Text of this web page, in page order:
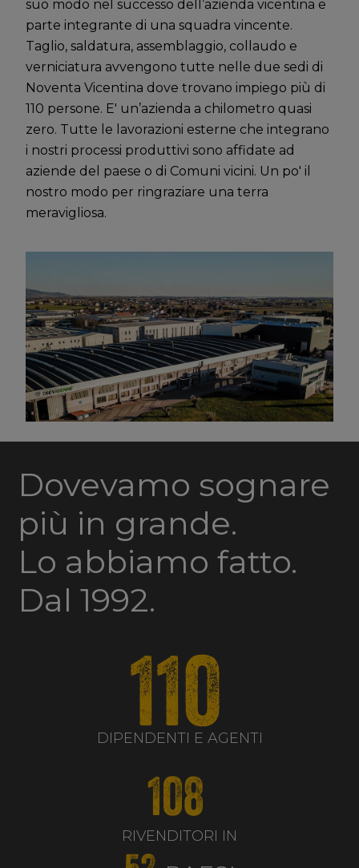
suo modo nel successo dell’azienda vicentina e
parte integrante di una squadra vincente.
Taglio, saldatura, assemblaggio, collaudo e
verniciatura avvengono tutte nelle due sedi di
Noventa Vicentina dove trovano impiego più di
110 persone. E' un’azienda a chilometro quasi
zero. Tutte le lavorazioni esterne che integrano
i nostri processi produttivi sono affidate ad
aziende del paese o di Comuni vicini. Un po' il
nostro modo per ringraziare una terra
meravigliosa.
Dovevamo sognare
più in grande.
Lo abbiamo fatto.
Dal 1992.
110
DIPENDENTI E AGENTI
108
RIVENDITORI IN